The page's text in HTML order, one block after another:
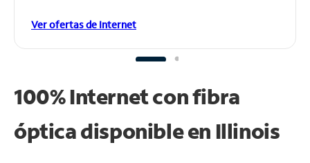
Ver ofertas de Internet
100% Internet con fibra
óptica disponible en Illinois